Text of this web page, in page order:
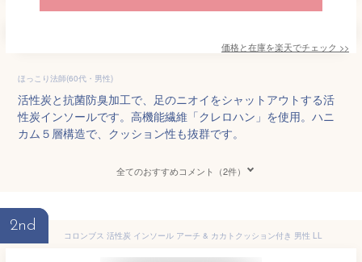
価格と在庫を楽天でチェック >>
ほっこり法師(60代・男性)
活性炭と抗菌防臭加工で、足のニオイをシャットアウトする活
性炭インソールです。高機能繊維「クレロハン」を使用。ハニ
カム５層構造で、クッション性も抜群です。
全てのおすすめコメント（2件）
2nd
コロンブス 活性炭 インソール アーチ & カカトクッション付き 男性 LL